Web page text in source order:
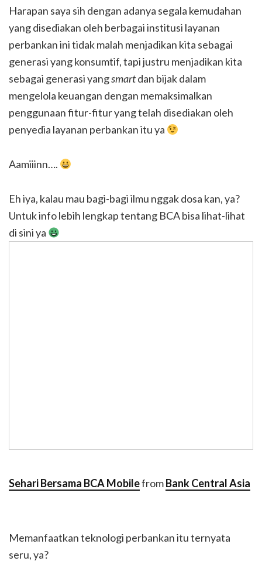
Harapan saya sih dengan adanya segala kemudahan
yang disediakan oleh berbagai institusi layanan
perbankan ini tidak malah menjadikan kita sebagai
generasi yang konsumtif, tapi justru menjadikan kita
sebagai generasi yangsmartdan bijak dalam
mengelola keuangan dengan memaksimalkan
penggunaan fitur-fitur yang telah disediakan oleh
penyedia layanan perbankan itu ya
Aamiiinn….
Eh iya, kalau mau bagi-bagi ilmu nggak dosa kan, ya?
Untuk info lebih lengkap tentang BCA bisa lihat-lihat
di sini ya
Sehari Bersama BCA MobilefromBank Central Asia
Memanfaatkan teknologi perbankan itu ternyata
seru, ya?